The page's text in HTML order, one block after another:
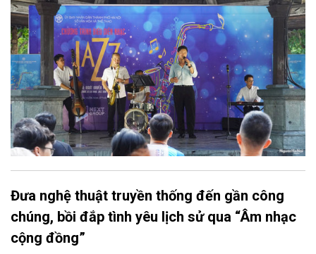
trung tâm Thủ đô.
Đưa nghệ thuật truyền thống đến gần công
chúng, bồi đắp tình yêu lịch sử qua “Âm nhạc
cộng đồng”